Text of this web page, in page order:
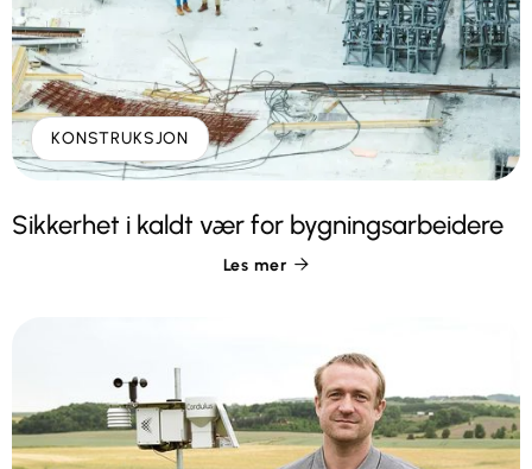
KONSTRUKSJON
Sikkerhet i kaldt vær for bygningsarbeidere
Les mer 